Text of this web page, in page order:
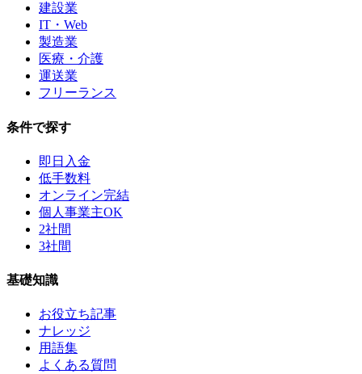
建設業
IT・Web
製造業
医療・介護
運送業
フリーランス
条件で探す
即日入金
低手数料
オンライン完結
個人事業主OK
2社間
3社間
基礎知識
お役立ち記事
ナレッジ
用語集
よくある質問